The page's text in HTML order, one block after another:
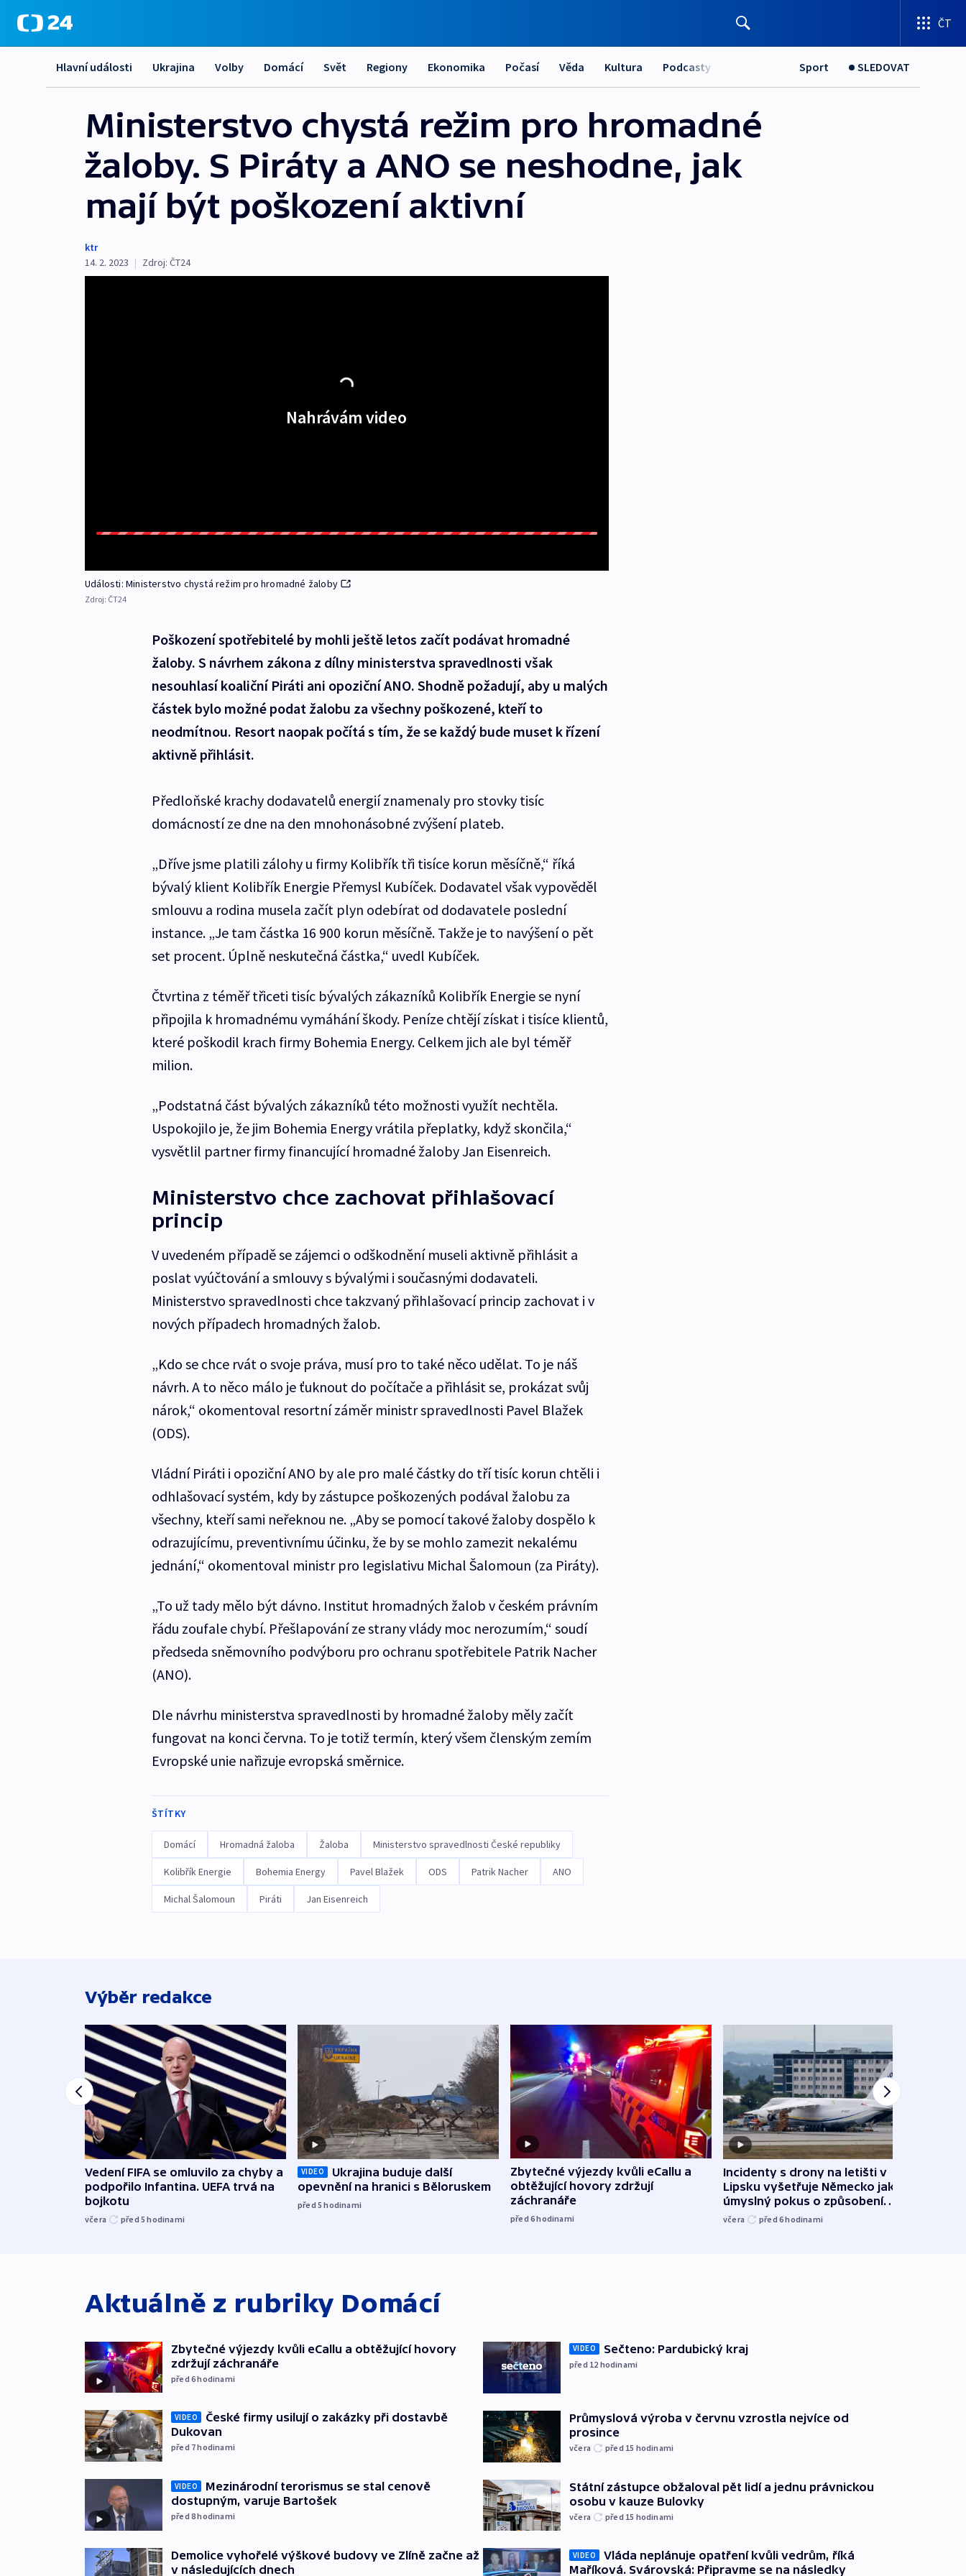
ČT
Hlavní události Ukrajina Volby Domácí Svět Regiony Ekonomika Počasí Věda Kultura Podcasty Sport SLEDOVAT
Ministerstvo chystá režim pro hromadné
žaloby. S Piráty a ANO se neshodne, jak
mají být poškození aktivní
ktr
14. 2. 2023 | Zdroj: ČT24
Nahrávám video
Události: Ministerstvo chystá režim pro hromadné žaloby
Zdroj: ČT24
Poškození spotřebitelé by mohli ještě letos začít podávat hromadné
žaloby. S návrhem zákona z dílny ministerstva spravedlnosti však
nesouhlasí koaliční Piráti ani opoziční ANO. Shodně požadují, aby u malých
částek bylo možné podat žalobu za všechny poškozené, kteří to
neodmítnou. Resort naopak počítá s tím, že se každý bude muset k řízení
aktivně přihlásit.
Předloňské krachy dodavatelů energií znamenaly pro stovky tisíc
domácností ze dne na den mnohonásobné zvýšení plateb.
„Dříve jsme platili zálohy u firmy Kolibřík tři tisíce korun měsíčně,“ říká
bývalý klient Kolibřík Energie Přemysl Kubíček. Dodavatel však vypověděl
smlouvu a rodina musela začít plyn odebírat od dodavatele poslední
instance. „Je tam částka 16 900 korun měsíčně. Takže je to navýšení o pět
set procent. Úplně neskutečná částka,“ uvedl Kubíček.
Čtvrtina z téměř třiceti tisíc bývalých zákazníků Kolibřík Energie se nyní
připojila k hromadnému vymáhání škody. Peníze chtějí získat i tisíce klientů,
které poškodil krach firmy Bohemia Energy. Celkem jich ale byl téměř
milion.
„Podstatná část bývalých zákazníků této možnosti využít nechtěla.
Uspokojilo je, že jim Bohemia Energy vrátila přeplatky, když skončila,“
vysvětlil partner firmy financující hromadné žaloby Jan Eisenreich.
Ministerstvo chce zachovat přihlašovací
princip
V uvedeném případě se zájemci o odškodnění museli aktivně přihlásit a
poslat vyúčtování a smlouvy s bývalými i současnými dodavateli.
Ministerstvo spravedlnosti chce takzvaný přihlašovací princip zachovat i v
nových případech hromadných žalob.
„Kdo se chce rvát o svoje práva, musí pro to také něco udělat. To je náš
návrh. A to něco málo je ťuknout do počítače a přihlásit se, prokázat svůj
nárok,“ okomentoval resortní záměr ministr spravedlnosti Pavel Blažek
(ODS).
Vládní Piráti i opoziční ANO by ale pro malé částky do tří tisíc korun chtěli i
odhlašovací systém, kdy by zástupce poškozených podával žalobu za
všechny, kteří sami neřeknou ne. „Aby se pomocí takové žaloby dospělo k
odrazujícímu, preventivnímu účinku, že by se mohlo zamezit nekalému
jednání,“ okomentoval ministr pro legislativu Michal Šalomoun (za Piráty).
„To už tady mělo být dávno. Institut hromadných žalob v českém právním
řádu zoufale chybí. Přešlapování ze strany vlády moc nerozumím,“ soudí
předseda sněmovního podvýboru pro ochranu spotřebitele Patrik Nacher
(ANO).
Dle návrhu ministerstva spravedlnosti by hromadné žaloby měly začít
fungovat na konci června. To je totiž termín, který všem členským zemím
Evropské unie nařizuje evropská směrnice.
ŠTÍTKY
Domácí Hromadná žaloba Žaloba Ministerstvo spravedlnosti České republiky
Kolibřík Energie Bohemia Energy Pavel Blažek ODS Patrik Nacher ANO
Michal Šalomoun Piráti Jan Eisenreich
Výběr redakce
Vedení FIFA se omluvilo za chyby a
podpořilo Infantina. UEFA trvá na
bojkotu
včera před 5hodinami
VIDEO
Ukrajina buduje další
opevnění na hranici s Běloruskem
před 5hodinami
Zbytečné výjezdy kvůli eCallu a
obtěžující hovory zdržují
záchranáře
před 6hodinami
Incidenty s drony na letišti v
Lipsku vyšetřuje Německo jako
úmyslný pokus o způsobení
exploze
včera před 6hodinami
Aktuálně z rubriky Domácí
Zbytečné výjezdy kvůli eCallu a obtěžující hovory
zdržují záchranáře
před 6hodinami
VIDEO
České firmy usilují o zakázky při dostavbě
Dukovan
před 7hodinami
VIDEO
Mezinárodní terorismus se stal cenově
dostupným, varuje Bartošek
před 8hodinami
Demolice vyhořelé výškové budovy ve Zlíně začne až
v následujících dnech
VIDEO Sečteno: Pardubický kraj
před 12 hodinami
Průmyslová výroba v červnu vzrostla nejvíce od
prosince
včera před 15 hodinami
Státní zástupce obžaloval pět lidí a jednu právnickou
osobu v kauze Bulovky
včera před 15 hodinami
VIDEO
Vláda neplánuje opatření kvůli vedrům, říká
Maříková. Svárovská: Připravme se na následky